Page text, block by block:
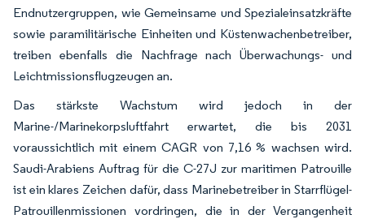
Endnutzergruppen, wie Gemeinsame und Spezialeinsatzkräfte
sowie paramilitärische Einheiten und Küstenwachenbetreiber,
treiben ebenfalls die Nachfrage nach Überwachungs- und
Leichtmissionsflugzeugen an.
Das stärkste Wachstum wird jedoch in der
Marine-/Marinekorpsluftfahrt erwartet, die bis 2031
voraussichtlich mit einem CAGR von 7,16 % wachsen wird.
Saudi-Arabiens Auftrag für die C-27J zur maritimen Patrouille
ist ein klares Zeichen dafür, dass Marinebetreiber in Starrflügel-
Patrouillenmissionen vordringen, die in der Vergangenheit